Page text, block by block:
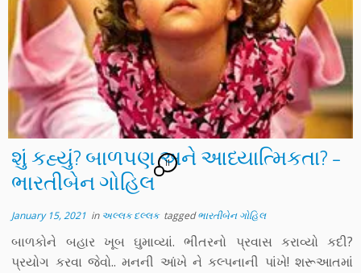
શું કહ્યું? બાળપણ અને આધ્યાત્મિકતા? –
ભારતીબેન ગોહિલ
11
January 15, 2021 in અલ્લક દલ્લક taggedભારતીબેન ગોહિલ
બાળકોને બહાર ખૂબ ઘુમાવ્યાં. ભીતરનો પ્રવાસ કરાવ્યો કદી?
પ્રયોગ કરવા જેવો.. મનની આંખે ને કલ્પનાની પાંખે! શરૂઆતમાં